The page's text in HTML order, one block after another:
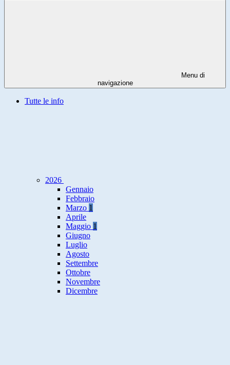
Menu di
navigazione
Tutte le info
2026
Gennaio
Febbraio
Marzo 1
Aprile
Maggio 1
Giugno
Luglio
Agosto
Settembre
Ottobre
Novembre
Dicembre